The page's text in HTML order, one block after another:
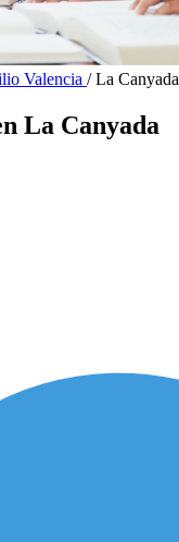
Valencia / La Canyada
La Canyada